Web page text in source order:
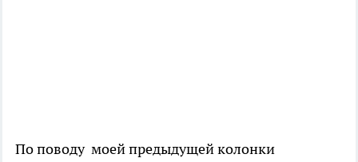
По поводу моей предыдущей колонки